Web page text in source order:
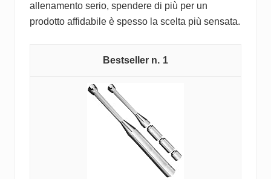
allenamento serio, spendere di più per un
prodotto affidabile è spesso la scelta più sensata.
1